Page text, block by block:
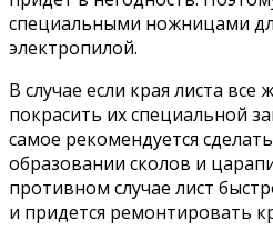
специальными ножницами
электропилой.
В случае если края листа все
покрасить их специальной
самое рекомендуется
образовании сколов и
противном случае лист
и придется ремонтировать